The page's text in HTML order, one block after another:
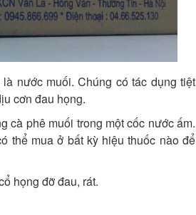
nước muối. Chúng có tác dụng tiệt
cơn đau họng.
cà phê muối trong một cốc nước ấm.
thể mua ở bất kỳ hiệu thuốc nào để
họng đỡ đau, rát.